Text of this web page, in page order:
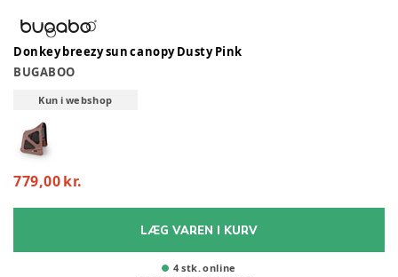
Donkey breezy sun canopy Dusty Pink
BUGABOO
Kun i webshop
779,00 kr.
LÆG VAREN I KURV
4 stk. online